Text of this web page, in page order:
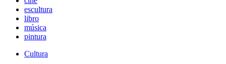
escultura
libro
música
pintura
Cultura